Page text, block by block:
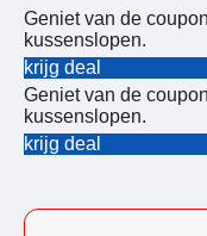
Geniet van de
kussenslopen.
krijg deal
Geniet van de
kussenslopen.
krijg deal